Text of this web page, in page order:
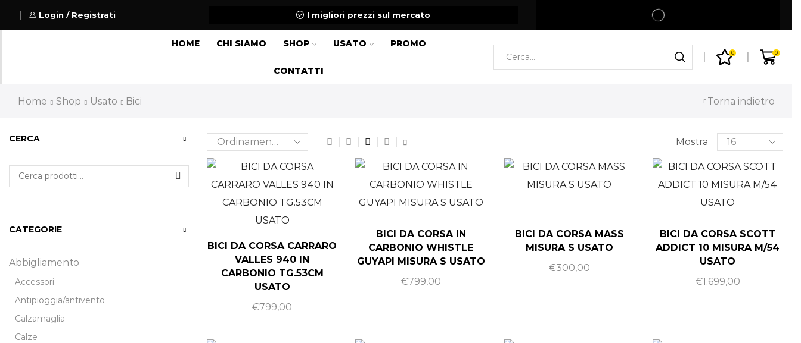
Login / Registrati I migliori prezzi sul mercato Spedizione gratuita per ordini superiori a 99€
HOME CHI SIAMO SHOP USATO PROMO
CONTATTI
0 0
Home Shop Usato Bici Torna indietro
Mostra
BICI DA CORSA CARRARO
VALLES 940 IN
CARBONIO TG.53CM
USATO
€799,00
BICI DA CORSA IN
CARBONIO WHISTLE
GUYAPI MISURA S USATO
€799,00
BICI DA CORSA MASS
MISURA S USATO
€300,00
BICI DA CORSA SCOTT
ADDICT 10 MISURA M/54
USATO
€1.699,00
CERCA
CATEGORIE
Abbigliamento
Accessori
Antipioggia/antivento
Calzamaglia
Calze